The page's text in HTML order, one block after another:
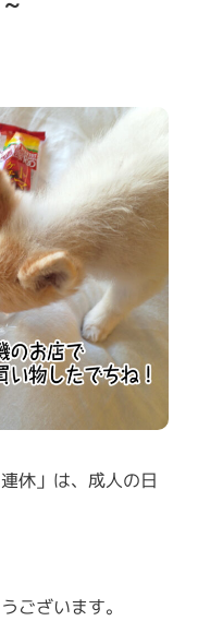
休」は、成人の日
ございます。